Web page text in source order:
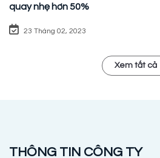
quay nhẹ hơn 50%
23 Tháng 02, 2023
Xem tất cả
THÔNG TIN CÔNG TY